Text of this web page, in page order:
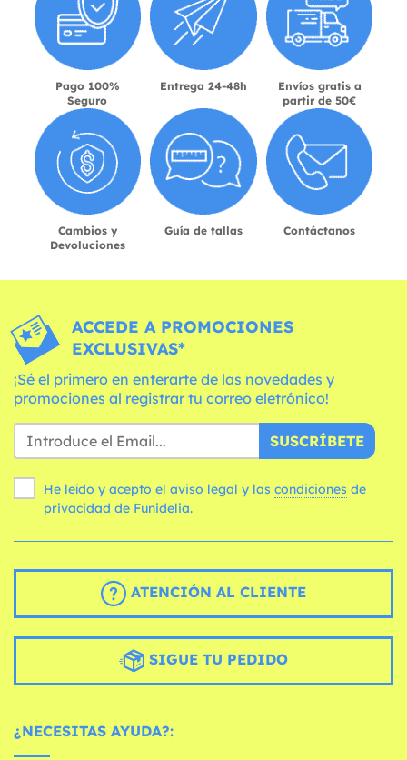
Pago 100%
Seguro
Entrega 24-48h
Envíos gratis a
partir de 50€
Cambios y
Devoluciones
Guía de tallas Contáctanos
ACCEDE A PROMOCIONES
EXCLUSIVAS*
¡Sé el primero en enterarte de las novedades y
promociones al registrar tu correo eletrónico!
SUSCRÍBETE
He leído y acepto el aviso legal y las condiciones
privacidad de Funidelia.
ATENCIÓN AL CLIENTE
SIGUE TU PEDIDO
¿NECESITAS AYUDA?: